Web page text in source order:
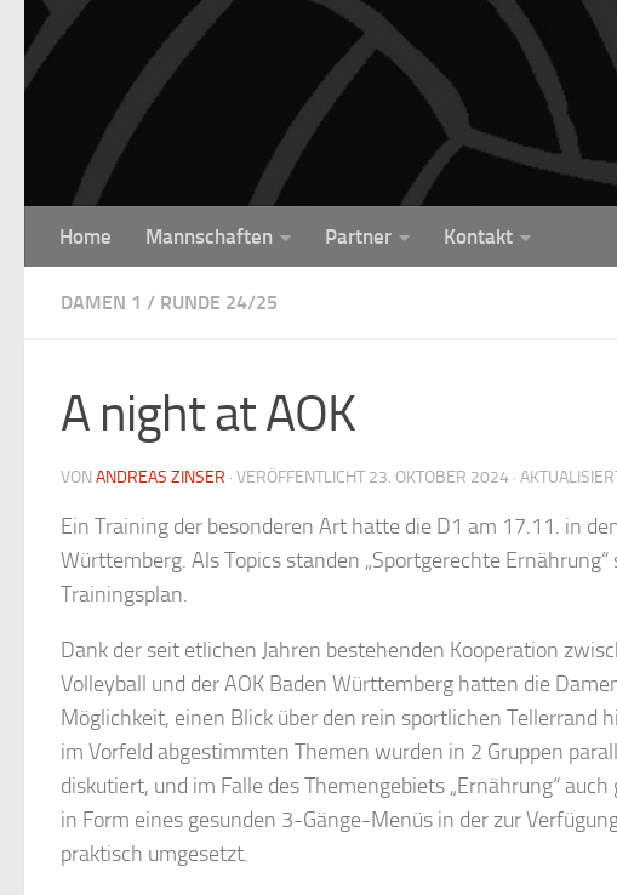
Unter dem Inhalt
Home Mannschaften Partner Kontakt
DAMEN 1 / RUNDE 24/25
A night at AOK
VON ANDREAS ZINSER · VERÖFFENTLICHT 23. OKTOBER 2024 ·
Ein Training der besonderen Art hatte die D1 am 17.11. in
Württemberg. Als Topics standen „Sportgerechte
Trainingsplan.
Dank der seit etlichen Jahren bestehenden Kooperation
Volleyball und der AOK Baden Württemberg hatten die
Möglichkeit, einen Blick über den rein sportlichen Tellerrand
im Vorfeld abgestimmten Themen wurden in 2 Gruppen
diskutiert, und im Falle des Themengebiets „Ernährung“ auch
in Form eines gesunden 3-Gänge-Menüs in der zur
praktisch umgesetzt.